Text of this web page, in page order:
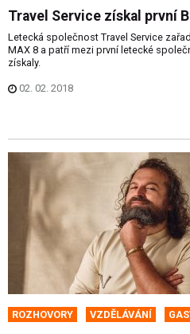
Travel Service získal první
Letecká společnost Travel Service
MAX 8 a patří mezi první letecké
získaly.
02. 02. 2018
ROZHOVORY VZDĚLÁVÁNÍ